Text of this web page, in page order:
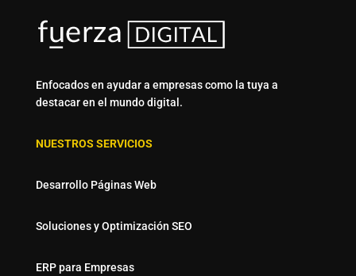
Enfocados en ayudar a empresas como la tuya a
destacar en el mundo digital.
NUESTROS SERVICIOS
Desarrollo Páginas Web
Soluciones y Optimización SEO
ERP para Empresas